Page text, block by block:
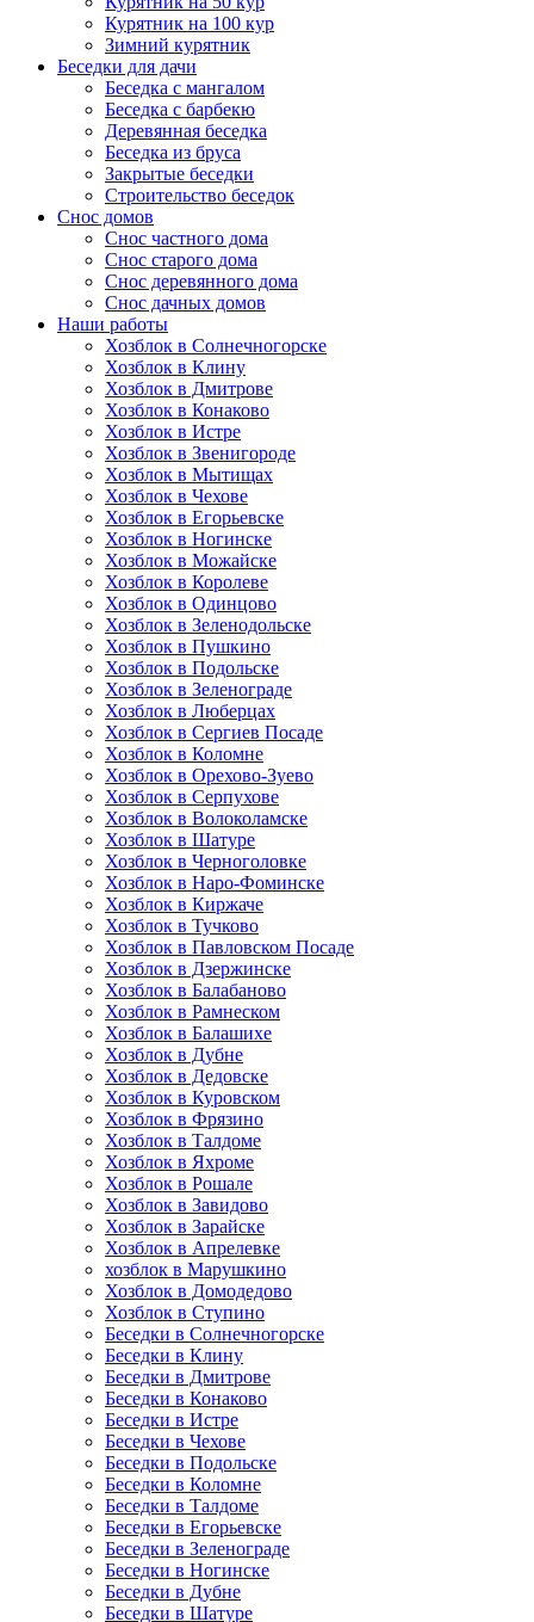
Курятник на 100 кур
Зимний курятник
Беседки для дачи
Беседка с мангалом
Беседка с барбекю
Деревянная беседка
Беседка из бруса
Закрытые беседки
Строительство беседок
Снос домов
Снос частного дома
Снос старого дома
Снос деревянного дома
Снос дачных домов
Наши работы
Хозблок в Солнечногорске
Хозблок в Клину
Хозблок в Дмитрове
Хозблок в Конаково
Хозблок в Истре
Хозблок в Звенигороде
Хозблок в Мытищах
Хозблок в Чехове
Хозблок в Егорьевске
Хозблок в Ногинске
Хозблок в Можайске
Хозблок в Королеве
Хозблок в Одинцово
Хозблок в Зеленодольске
Хозблок в Пушкино
Хозблок в Подольске
Хозблок в Зеленограде
Хозблок в Люберцах
Хозблок в Сергиев Посаде
Хозблок в Коломне
Хозблок в Орехово-Зуево
Хозблок в Серпухове
Хозблок в Волоколамске
Хозблок в Шатуре
Хозблок в Черноголовке
Хозблок в Наро-Фоминске
Хозблок в Киржаче
Хозблок в Тучково
Хозблок в Павловском Посаде
Хозблок в Дзержинске
Хозблок в Балабаново
Хозблок в Рамнеском
Хозблок в Балашихе
Хозблок в Дубне
Хозблок в Дедовске
Хозблок в Куровском
Хозблок в Фрязино
Хозблок в Талдоме
Хозблок в Яхроме
Хозблок в Рошале
Хозблок в Завидово
Хозблок в Зарайске
Хозблок в Апрелевке
хозблок в Марушкино
Хозблок в Домодедово
Хозблок в Ступино
Беседки в Солнечногорске
Беседки в Клину
Беседки в Дмитрове
Беседки в Конаково
Беседки в Истре
Беседки в Чехове
Беседки в Подольске
Беседки в Коломне
Беседки в Талдоме
Беседки в Егорьевске
Беседки в Зеленограде
Беседки в Ногинске
Беседки в Дубне
Беседки в Шатуре